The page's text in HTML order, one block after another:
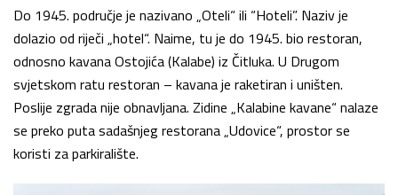
Do 1945. područje je nazivano „Oteli“ ili “Hoteli”. Naziv je
dolazio od riječi „hotel“. Naime, tu je do 1945. bio restoran,
odnosno kavana Ostojića (Kalabe) iz Čitluka. U Drugom
svjetskom ratu restoran – kavana je raketiran i uništen.
Poslije zgrada nije obnavljana. Zidine „Kalabine kavane“ nalaze
se preko puta sadašnjeg restorana „Udovice“, prostor se
koristi za parkiralište.